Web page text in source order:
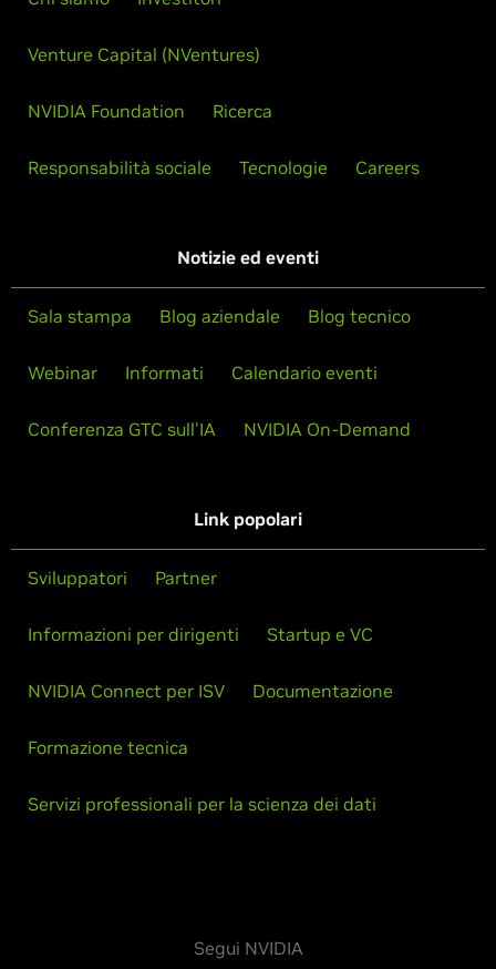
Venture Capital (NVentures)
NVIDIA Foundation Ricerca
Responsabilità sociale Tecnologie Careers
Notizie ed eventi
Sala stampa Blog aziendale Blog tecnico
Webinar Informati Calendario eventi
Conferenza GTC sull'IA NVIDIA On-Demand
Link popolari
Sviluppatori Partner
Informazioni per dirigenti Startup e VC
NVIDIA Connect per ISV Documentazione
Formazione tecnica
Servizi professionali per la scienza dei dati
Segui NVIDIA